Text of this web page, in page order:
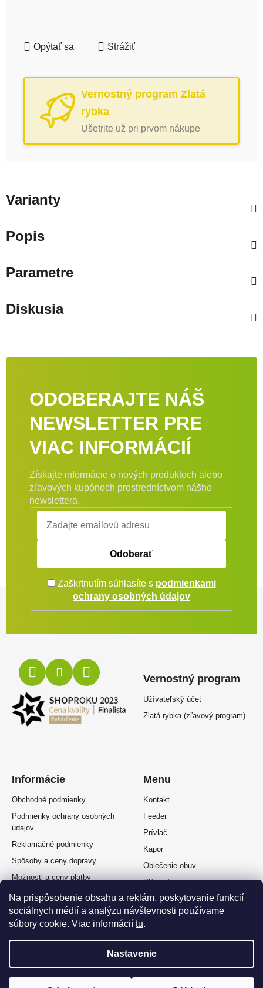
Na prispôsobenie obsahu a reklám, poskytovanie funkcií
sociálnych médií a analýzu návštevnosti používame
súbory cookie. Viac informácií tu.
Nastavenie
Opýtať sa Strážiť
Vernostný program Zlatá
rybka
Ušetrite už pri prvom nákupe
Varianty
Popis
Parametre
Diskusia
ODOBERAJTE NÁŠ
NEWSLETTER PRE
VIAC INFORMÁCIÍ
Získajte informácie o nových produktoch alebo
zľavových kupónoch prostredníctvom nášho
newslettera.
Odoberať
Zaškrtnutím súhlasíte s podmienkami
ochrany osobných údajov
Informácie
Obchodné podmienky
Podmienky ochrany osobných
údajov
Reklamačné podmienky
Spôsoby a ceny dopravy
Možnosti a ceny platby
Splátkový predaj
Odstúpenie od zmluvy
Vernostný program
Užívateľský účet
Zlatá rybka (zľavový program)
Menu
Kontakt
Feeder
Prívlač
Kapor
Oblečenie obuv
Plávaná
Muškárina
Vytvoril Shoptet Premium a Adatelier